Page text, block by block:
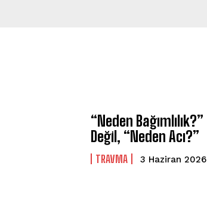
“Neden Bağımlılık?”
Değil, “Neden Acı?”
TRAVMA 3 Haziran 2026